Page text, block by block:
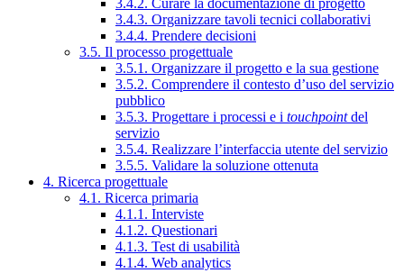
3.4.2. Curare la documentazione di progetto
3.4.3. Organizzare tavoli tecnici collaborativi
3.4.4. Prendere decisioni
3.5. Il processo progettuale
3.5.1. Organizzare il progetto e la sua gestione
3.5.2. Comprendere il contesto d’uso del servizio
pubblico
3.5.3. Progettare i processi e i touchpointdel
servizio
3.5.4. Realizzare l’interfaccia utente del servizio
3.5.5. Validare la soluzione ottenuta
4. Ricerca progettuale
4.1. Ricerca primaria
4.1.1. Interviste
4.1.2. Questionari
4.1.3. Test di usabilità
4.1.4. Web analytics